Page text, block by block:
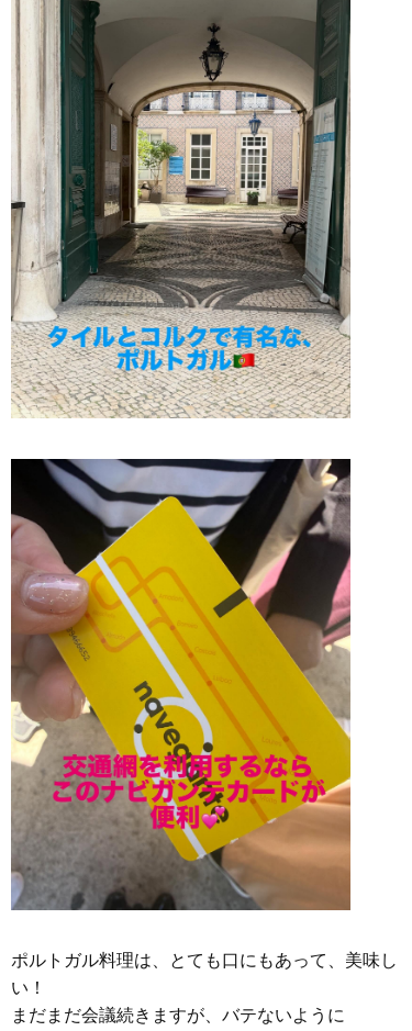
ポルトガル料理は、とても口にもあって、美味し
い！
まだまだ会議続きますが、バテないように